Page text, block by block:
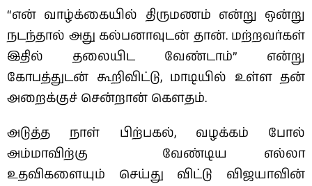
“என் வாழ்க்கையில் திருமணம் என்று ஒன்று
நடந்தால் அது கல்பனாவுடன் தான். மற்றவர்கள்
இதில் தலையிட வேண்டாம்” என்று
கோபத்துடன் கூறிவிட்டு, மாடியில் உள்ள தன்
அறைக்குச் சென்றான் கௌதம்.
அடுத்த நாள் பிற்பகல், வழக்கம் போல்
அம்மாவிற்கு வேண்டிய எல்லா
உதவிகளையும் செய்து விட்டு விஜயாவின்